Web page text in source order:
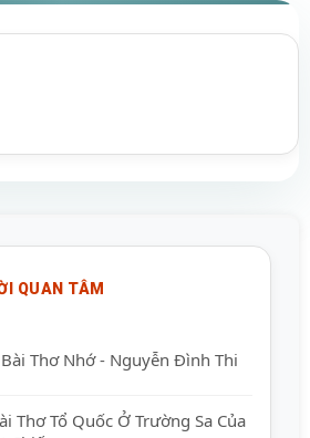
QUAN TÂM
Thơ Nhớ - Nguyễn Đình Thi
Thơ Tổ Quốc Ở Trường Sa